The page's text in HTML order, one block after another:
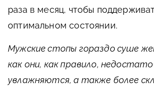
раза в месяц, чтобы
оптимальном состоянии.
Мужские стопы гораздо суше
как они, как правило,
увлажняются, а также более